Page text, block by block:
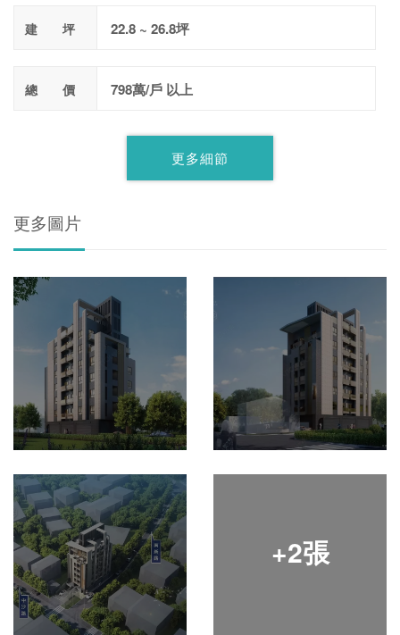
建 坪 22.8 ~ 26.8坪
總 價 798萬/戶 以上
更多細節
更多圖片
+2張